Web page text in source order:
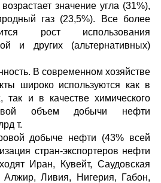
значение угла (31%),
газ (23,5%). Все более
рост использования
и других (альтернативных)
В современном хозяйстве
широко используются как в
так и в качестве химического
объем добычи нефти
т.
добыче нефти (43% всей
стран-экспортеров нефти
Иран, Кувейт, Саудовская
Ливия, Нигерия, Габон,